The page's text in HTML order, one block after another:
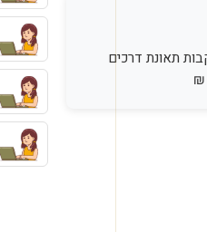
משרדנו תביעה
בה כידועה
בבית הדין לעבודה,
קצבאות שארים בסך